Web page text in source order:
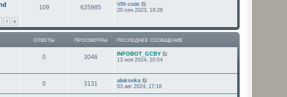
7 8
109 625985
VIN-code
20 сен 2023, 19:28
ОТВЕТЫ ПРОСМОТРЫ ПОСЛЕДНЕЕ СООБЩЕНИЕ
0 3046
INFOBOT_GCBY
13 ноя 2024, 10:54
0 3131
aliakseika
03 авг 2024, 17:18